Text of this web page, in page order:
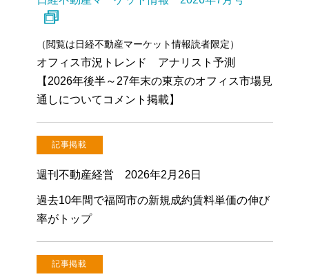
（閲覧は日経不動産マーケット情報読者限定）
オフィス市況トレンド アナリスト予測
【2026年後半～27年末の東京のオフィス市場見
通しについてコメント掲載】
記事掲載
週刊不動産経営 2026年2月26日
過去10年間で福岡市の新規成約賃料単価の伸び
率がトップ
記事掲載